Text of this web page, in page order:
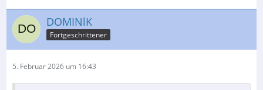
DOMINlK
Fortgeschrittener
5. Februar 2026 um 16:43